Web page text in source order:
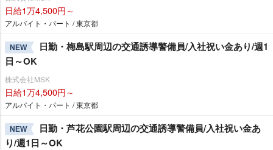
日給1万4,500円～
アルバイト・パート / 東京都
NEW
日勤・梅島駅周辺の交通誘導警備員/入社祝い金あり/週1
日～OK
株式会社MSK
日給1万4,500円～
アルバイト・パート / 東京都
NEW
日勤・芦花公園駅周辺の交通誘導警備員/入社祝い金あ
り/週1日～OK